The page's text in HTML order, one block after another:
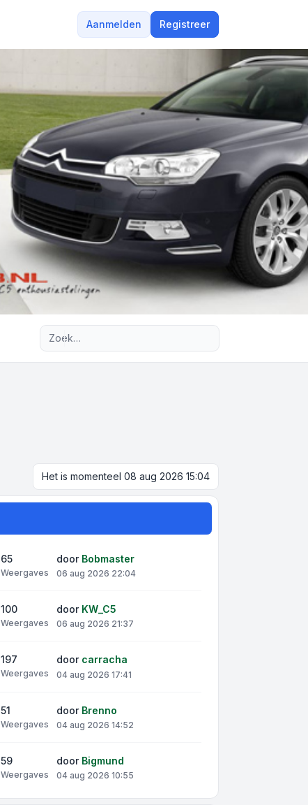
Aanmelden Registreer
Het is momenteel 08 aug 2026 15:04
65
Weergaves
door Bobmaster
06 aug 2026 22:04
100
Weergaves
door KW_C5
06 aug 2026 21:37
197
Weergaves
door carracha
04 aug 2026 17:41
51
Weergaves
door Brenno
04 aug 2026 14:52
59
Weergaves
door Bigmund
04 aug 2026 10:55